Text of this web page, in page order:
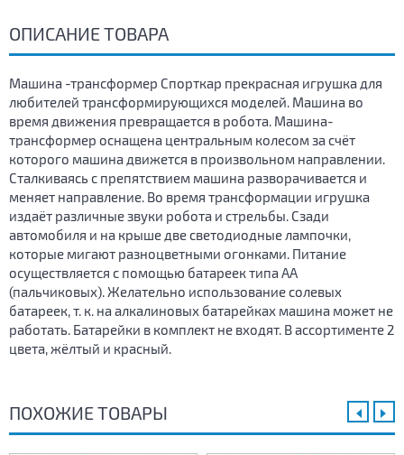
ОПИСАНИЕ ТОВАРА
Машина -трансформер Спорткар прекрасная игрушка для
любителей трансформирующихся моделей. Машина во
время движения превращается в робота. Машина-
трансформер оснащена центральным колесом за счёт
которого машина движется в произвольном направлении.
Сталкиваясь с препятствием машина разворачивается и
меняет направление. Во время трансформации игрушка
издаёт различные звуки робота и стрельбы. Сзади
автомобиля и на крыше две светодиодные лампочки,
которые мигают разноцветными огонками. Питание
осуществляется с помощью батареек типа АА
(пальчиковых). Желательно использование солевых
батареек, т. к. на алкалиновых батарейках машина может не
работать. Батарейки в комплект не входят. В ассортименте 2
цвета, жёлтый и красный.
ПОХОЖИЕ ТОВАРЫ